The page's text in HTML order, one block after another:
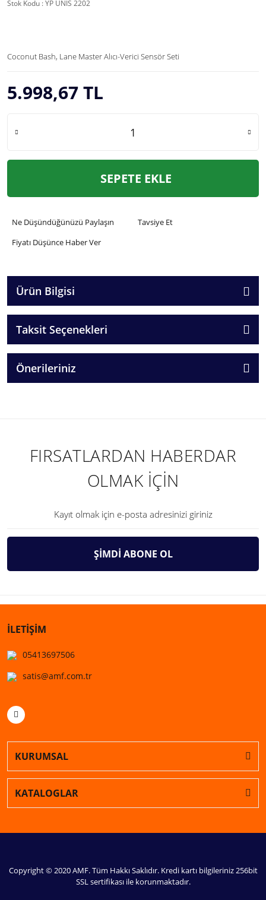
Stok Kodu : YP UNIS 2202
Coconut Bash, Lane Master Alıcı-Verici Sensör Seti
5.998,67 TL
SEPETE EKLE
Ne Düşündüğünüzü Paylaşın
Tavsiye Et
Fiyatı Düşünce Haber Ver
Ürün Bilgisi
Taksit Seçenekleri
Önerileriniz
FIRSATLARDAN HABERDAR
OLMAK İÇİN
ŞİMDİ ABONE OL
İLETİŞİM
05413697506
satis@amf.com.tr
KURUMSAL
KATALOGLAR
Copyright © 2020 AMF. Tüm Hakkı Saklıdır. Kredi kartı bilgileriniz 256bit
SSL sertifikası ile korunmaktadır.